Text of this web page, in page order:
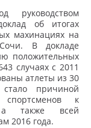
руководством
об итогах
махинациях на
В докладе
положительных
случаях с 2011
атлеты из 30
причиной
спортсменов к
а также всей
2016 года.